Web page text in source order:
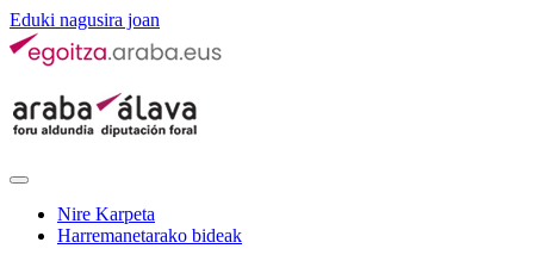
Eduki nagusira joan
Nire Karpeta
Harremanetarako bideak